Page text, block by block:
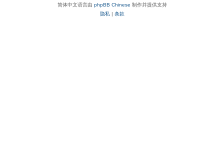
简体中文语言由 phpBB Chinese 制作并提供支持
隐私 | 条款